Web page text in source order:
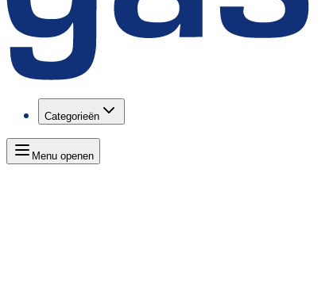
Categorieën
Menu openen